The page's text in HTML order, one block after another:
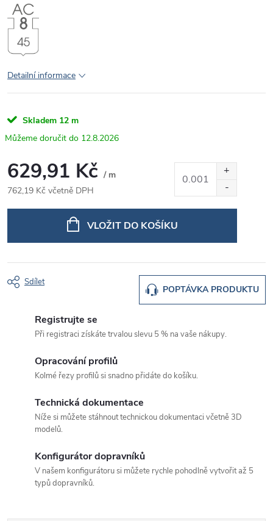
Detailní informace
Skladem 12 m
12.8.2026
629,91 Kč / m
762,19 Kč včetně DPH
VLOŽIT DO KOŠÍKU
POPTÁVKA PRODUKTU
Sdílet
Registrujte se
Při registraci získáte trvalou slevu 5 % na vaše nákupy.
Opracování profilů
Kolmé řezy profilů si snadno přidáte do košíku.
Technická dokumentace
Níže si můžete stáhnout technickou dokumentaci včetně 3D
modelů.
Konfigurátor dopravníků
V našem konfigurátoru si můžete rychle pohodlně vytvořit až 5
typů dopravníků.